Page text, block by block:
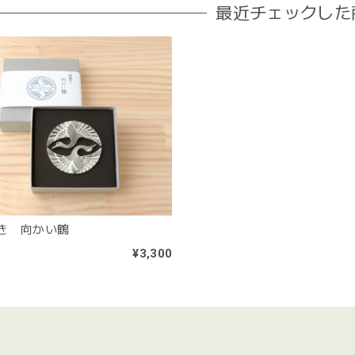
最近チェックし
向かい鶴
¥3,300